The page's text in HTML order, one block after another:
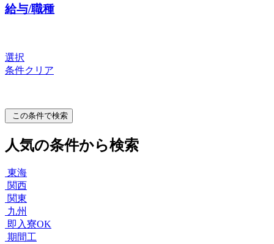
給与/職種
選択
条件クリア
この条件で検索
人気の条件から検索
東海
関西
関東
九州
即入寮OK
期間工